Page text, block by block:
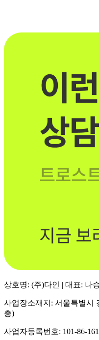
상호명: (주)다인 | 대표: 나
사업장소재지: 서울특별시
층)
사업자등록번호: 101-86-